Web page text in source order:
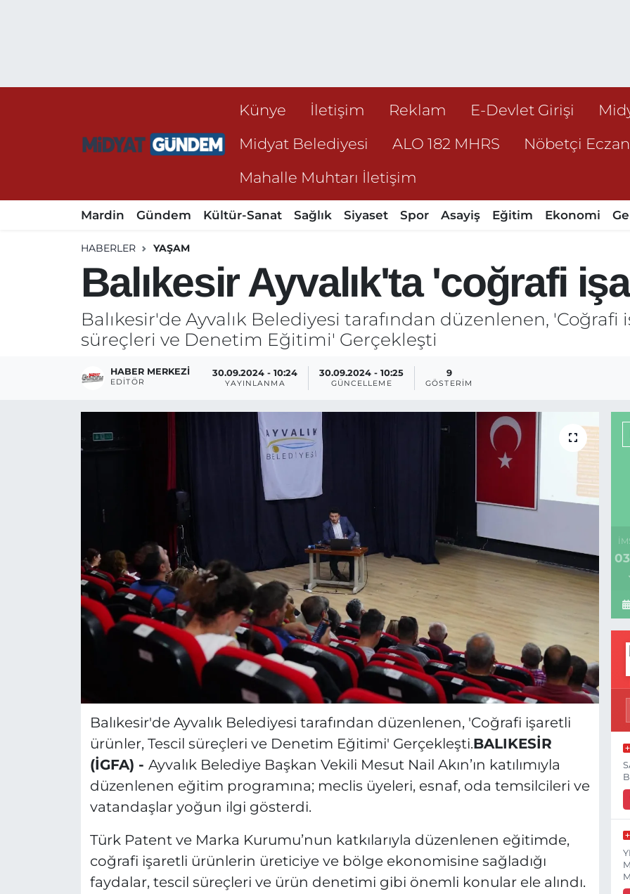
Künye İletişim Reklam E-Devlet Girişi
Midyat Belediyesi
ALO 182 MHRS Nöbetçi
Mahalle Muhtarı İletişim
Mardin Gündem Kültür-Sanat Sağlık Siyaset Spor Asayiş Eğitim Ekonomi
HABERLER YAŞAM
Balıkesir Ayvalık'ta 'coğrafi
Balıkesir'de Ayvalık Belediyesi tarafından düzenlenen, 'Coğrafi
süreçleri ve Denetim Eğitimi' Gerçekleşti
HABER MERKEZI
EDITÖR
30.09.2024 - 10:24
YAYINLANMA
30.09.2024 - 10:25
GÜNCELLEME
9
GÖSTERIM
Balıkesir'de Ayvalık Belediyesi tarafından düzenlenen, 'Coğrafi işaretli
ürünler, Tescil süreçleri ve Denetim Eğitimi' Gerçekleşti.BALIKESİR
(İGFA) - Ayvalık Belediye Başkan Vekili Mesut Nail Akın’ın katılımıyla
düzenlenen eğitim programına; meclis üyeleri, esnaf, oda temsilcileri ve
vatandaşlar yoğun ilgi gösterdi.
Türk Patent ve Marka Kurumu’nun katkılarıyla düzenlenen eğitimde,
coğrafi işaretli ürünlerin üreticiye ve bölge ekonomisine sağladığı
faydalar, tescil süreçleri ve ürün denetimi gibi önemli konular ele alındı.